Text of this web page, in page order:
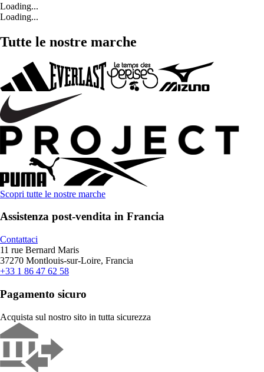
Loading...
Loading...
Tutte le nostre marche
Scopri tutte le nostre marche
Assistenza post-vendita in Francia
Contattaci
11 rue Bernard Maris
37270 Montlouis-sur-Loire, Francia
+33 1 86 47 62 58
Pagamento sicuro
Acquista sul nostro sito in tutta sicurezza